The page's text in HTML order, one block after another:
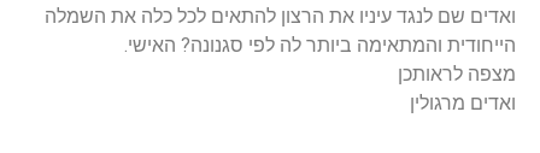
ואדים שם לנגד עיניו את הרצון להתאים לכל כלה את השמלה
הייחודית והמתאימה ביותר לה לפי סגנונה? האישי.
מצפה לראותכן
ואדים מרגולין